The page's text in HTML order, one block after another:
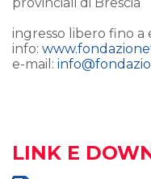
provinciali di Brescia
ingresso libero fino a
info:
e-mail:
LINK E